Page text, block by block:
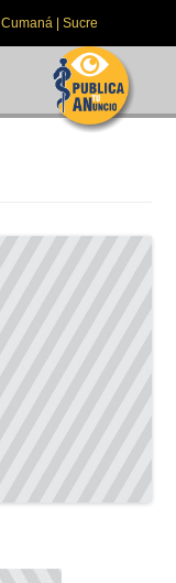
Cumaná | Sucre